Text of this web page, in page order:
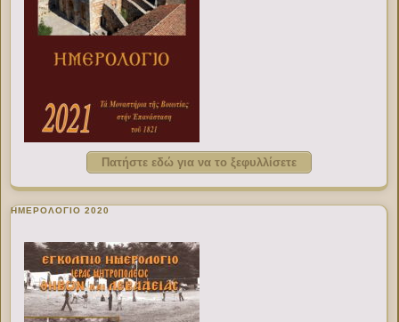
Πατήστε εδώ για να το ξεφυλλίσετε
ΗΜΕΡΟΛΟΓΙΟ 2020